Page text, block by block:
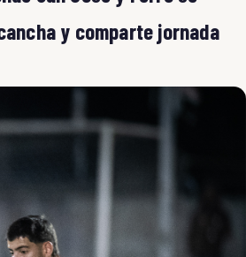
y comparte jornada